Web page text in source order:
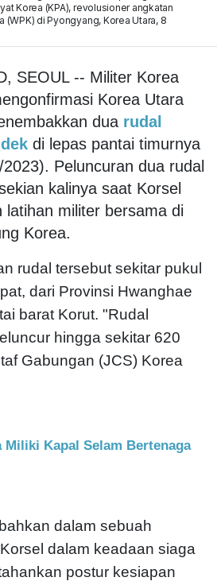
Korea (KPA), revolusioner angkatan
(WPK) di Pyongyang, Korea Utara, 8
SEOUL -- Militer Korea
Korea Utara
dua rudal
di lepas pantai timurnya
Peluncuran dua rudal
kalinya saat Korsel
latihan militer bersama di
Korea.
rudal tersebut sekitar pukul
dari Provinsi Hwanghae
barat Korut. "Rudal
hingga sekitar 620
Gabungan (JCS) Korea
Miliki Kapal Selam Bertenaga
dalam sebuah
dalam keadaan siaga
postur kesiapan